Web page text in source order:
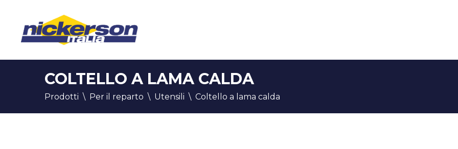
COLTELLO A LAMA CALDA
Prodotti \ Per il reparto \ Utensili \ Coltello a lama calda